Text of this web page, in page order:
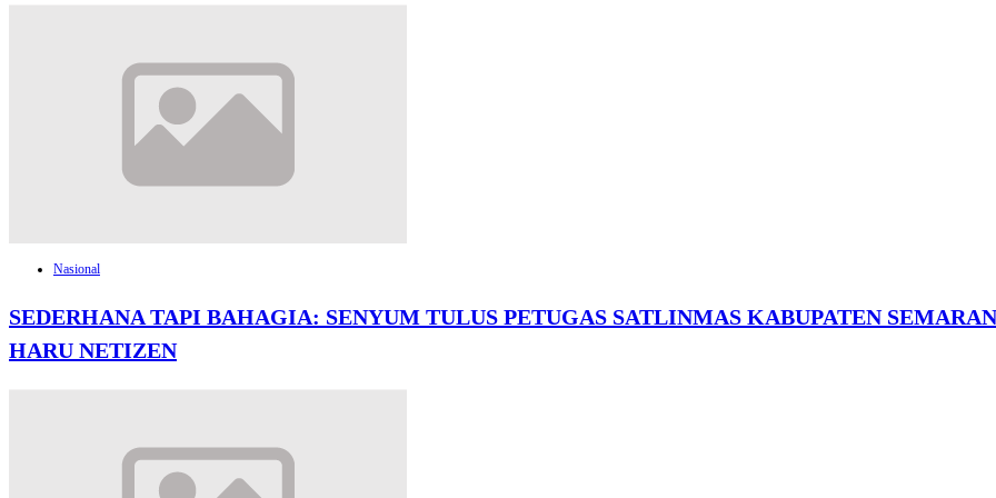
Nasional
SEDERHANA TAPI BAHAGIA: SENYUM TULUS PETUGAS SATLINMAS KABUPATEN
HARU NETIZEN